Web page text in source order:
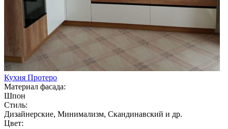
Кухня Протеро
Материал фасада:
Шпон
Стиль:
Дизайнерские, Минимализм, Скандинавский и др.
Цвет: